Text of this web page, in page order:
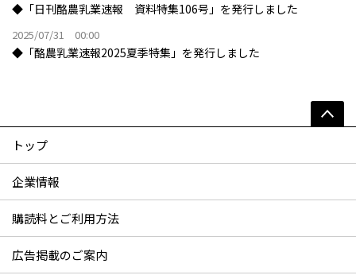
◆「日刊酪農乳業速報 資料特集106号」を発行しました
2025/07/31 00:00
◆「酪農乳業速報2025夏季特集」を発行しました
トップ
企業情報
購読料とご利用方法
広告掲載のご案内